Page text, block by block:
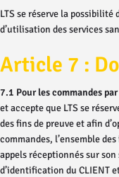
LTS se réserve la
d’utilisation des services
Article 7 :
7.1 Pour les commandes
et accepte que LTS se
des fins de preuve et afin
commandes, l’ensemble
appels réceptionnés sur
d’identification du CLIENT